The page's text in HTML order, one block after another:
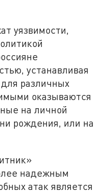
уязвимости,
устанавливая
различных
оказываются
на личной
рождения, или на
надежным
атак является